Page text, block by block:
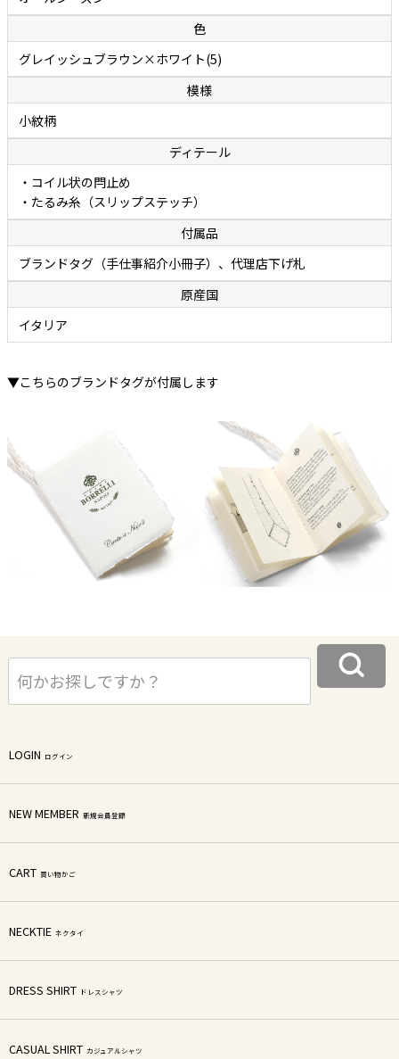
色
グレイッシュブラウン×ホワイト(5)
模様
小紋柄
ディテール
・コイル状の閂止め
・たるみ糸（スリップステッチ）
付属品
ブランドタグ（手仕事紹介小冊子）、代理店下げ札
原産国
イタリア
▼こちらのブランドタグが付属します
LOGIN ログイン
NEW MEMBER 新規会員登録
CART 買い物かご
NECKTIE ネクタイ
DRESS SHIRT ドレスシャツ
CASUAL SHIRT カジュアルシャツ